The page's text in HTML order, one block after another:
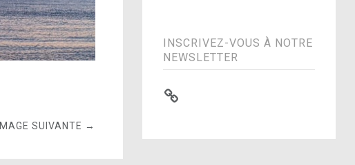
IMAGE SUIVANTE →
INSCRIVEZ-VOUS À NOTRE
NEWSLETTER